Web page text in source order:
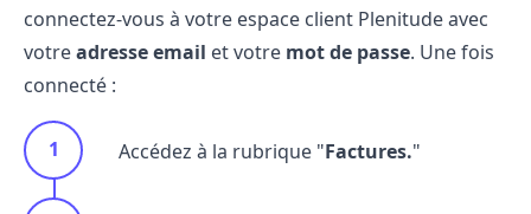
connectez-vous à votre espace client Plenitudeavec
votreadresse email et votre mot de passe. Une fois
connecté :
Accédez à la rubrique "Factures."